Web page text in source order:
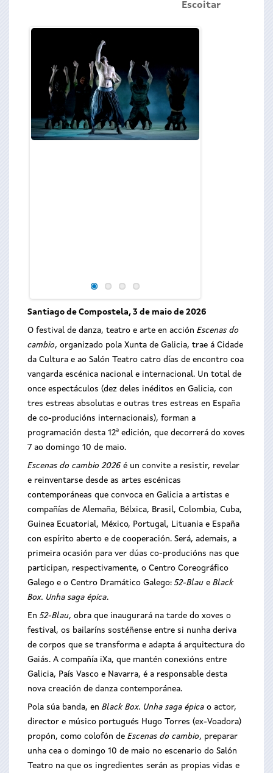
Escoitar
Santiago de Compostela, 3 de maio de 2026
O festival de danza, teatro e arte en acción Escenas do
cambio, organizado pola Xunta de Galicia, trae á Cidade
da Cultura e ao Salón Teatro catro días de encontro coa
vangarda escénica nacional e internacional. Un total de
once espectáculos (dez deles inéditos en Galicia, con
tres estreas absolutas e outras tres estreas en España
de co-producións internacionais), forman a
programación desta 12ª edición, que decorrerá do xoves
7 ao domingo 10 de maio.
Escenas do cambio 2026é un convite a resistir, revelar
e reinventarse desde as artes escénicas
contemporáneas que convoca en Galicia a artistas e
compañías de Alemaña, Bélxica, Brasil, Colombia, Cuba,
Guinea Ecuatorial, México, Portugal, Lituania e España
con espírito aberto e de cooperación. Será, ademais, a
primeira ocasión para ver dúas co-producións nas que
participan, respectivamente, o Centro Coreográfico
Galego e o Centro Dramático Galego: 52-Blau e Black
Box. Unha saga épica.
En 52-Blau, obra que inaugurará na tarde do xoves o
festival, os bailaríns sostéñense entre si nunha deriva
de corpos que se transforma e adapta á arquitectura do
Gaiás. A compañía iXa, que mantén conexións entre
Galicia, País Vasco e Navarra, é a responsable desta
nova creación de danza contemporánea.
Pola súa banda, en Black Box. Unha saga épica o actor,
director e músico portugués Hugo Torres (ex-Voadora)
propón, como colofón de Escenas do cambio, preparar
unha cea o domingo 10 de maio no escenario do Salón
Teatro na que os ingredientes serán as propias vidas e